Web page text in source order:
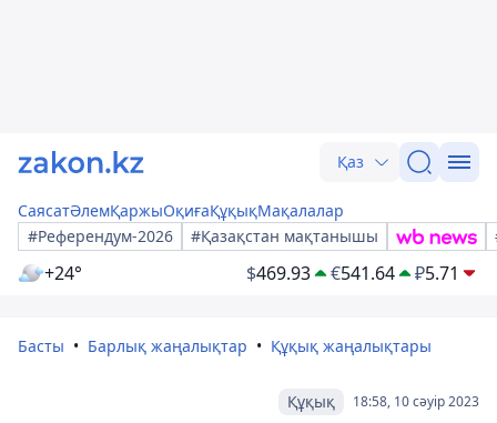
Қаз
СаясатӘлемҚаржыОқиғаҚұқықМақалалар
#Референдум-2026
#Қазақстан мақтанышы
+24° $469.93 €541.64 ₽5.71
Басты Барлық жаңалықтар Құқық жаңалықтары
18:58, 10 сәуір 2023
Құқық